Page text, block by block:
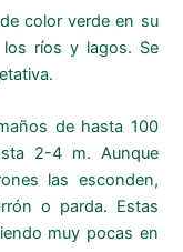
color verde en su
ríos y lagos. Se
de hasta 100
2-4 m. Aunque
las esconden,
o parda. Estas
muy pocas en